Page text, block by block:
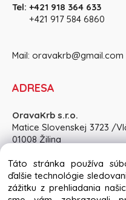
Tel: +421 918 364 633
+421 917 584 6860
Mail: oravakrb@gmail.com
ADRESA
OravaKrb s.r.o.
Matice Slovenskej 3723 /
01008 Žilina
Pon-Pia: 8:30 - 15:00, So:
Táto stránka používa
ďalšie technológie
zážitku z prehliadania